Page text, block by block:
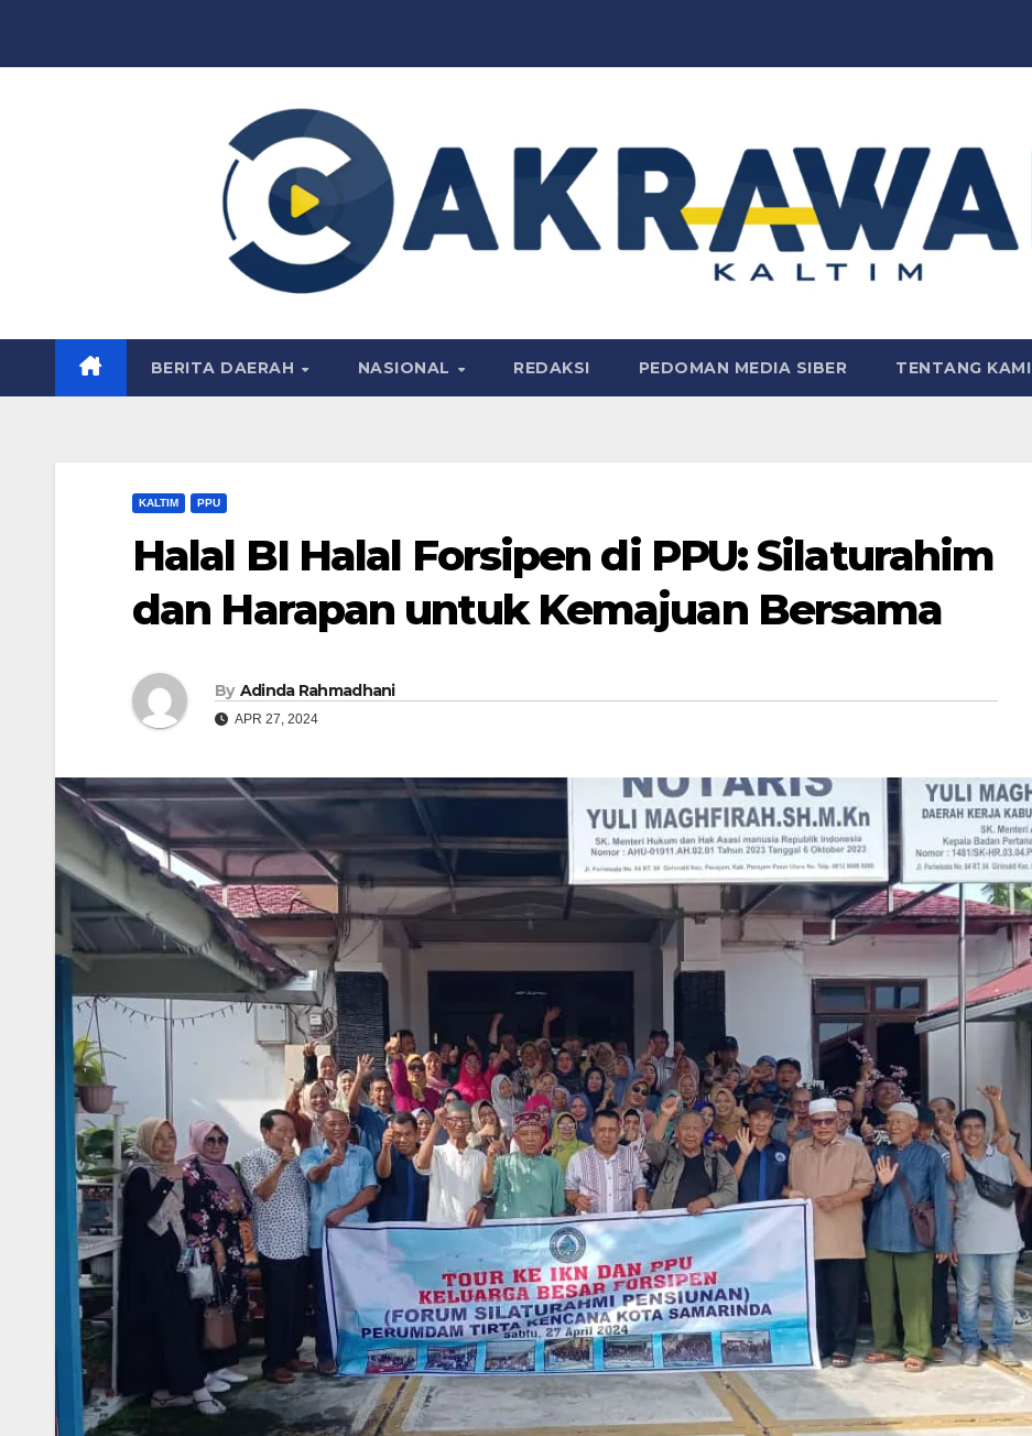
BERITA DAERAH NASIONAL REDAKSI PEDOMAN MEDIA SIBER TENTANG KAMI
KALTIM PPU
Halal BI Halal Forsipen di PPU: Silaturahim
dan Harapan untuk Kemajuan Bersama
By Adinda Rahmadhani
APR 27, 2024